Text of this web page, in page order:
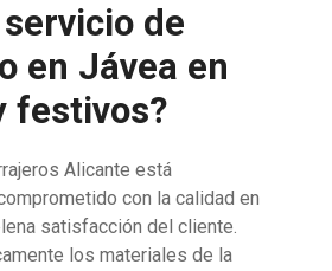
de
en Jávea en
festivos?
Alicante está
con la calidad en
satisfacción del cliente.
los materiales de la